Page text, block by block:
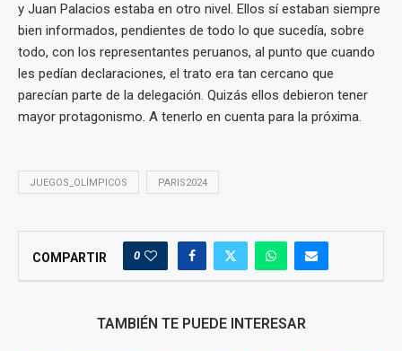
y Juan Palacios estaba en otro nivel. Ellos sí estaban siempre
bien informados, pendientes de todo lo que sucedía, sobre
todo, con los representantes peruanos, al punto que cuando
les pedían declaraciones, el trato era tan cercano que
parecían parte de la delegación. Quizás ellos debieron tener
mayor protagonismo. A tenerlo en cuenta para la próxima.
JUEGOS_OLÍMPICOS PARIS2024
COMPARTIR 0
TAMBIÉN TE PUEDE INTERESAR